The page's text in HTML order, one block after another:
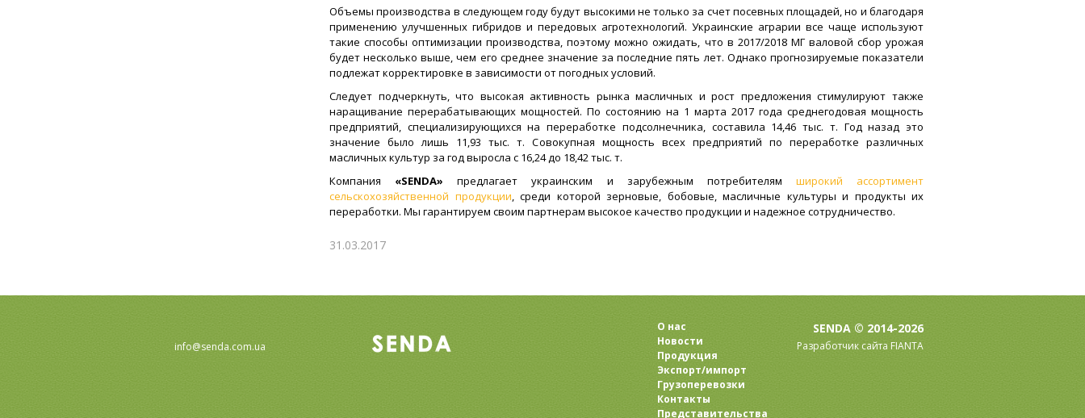
Объемы производства в следующем году будут высокими не только за счет посевных площадей, но и благодаря
применению улучшенных гибридов и передовых агротехнологий. Украинские аграрии все чаще используют
такие способы оптимизации производства, поэтому можно ожидать, что в 2017/2018 МГ валовой сбор урожая
будет несколько выше, чем его среднее значение за последние пять лет. Однако прогнозируемые показатели
подлежат корректировке в зависимости от погодных условий.
Следует подчеркнуть, что высокая активность рынка масличных и рост предложения стимулируют также
наращивание перерабатывающих мощностей. По состоянию на 1 марта 2017 года среднегодовая мощность
предприятий, специализирующихся на переработке подсолнечника, составила 14,46 тыс. т. Год назад это
значение было лишь 11,93 тыс. т. Совокупная мощность всех предприятий по переработке различных
масличных культур за год выросла с 16,24 до 18,42 тыс. т.
Компания «SENDA» предлагает украинским и зарубежным потребителям широкий ассортимент
сельскохозяйственной продукции, среди которой зерновые, бобовые, масличные культуры и продукты их
переработки. Мы гарантируем своим партнерам высокое качество продукции и надежное сотрудничество.
31.03.2017
info@senda.com.ua
SENDA © 2014-2026
Разработчик сайта FIANTA
О нас
Новости
Продукция
Экспорт/импорт
Грузоперевозки
Контакты
Представительства